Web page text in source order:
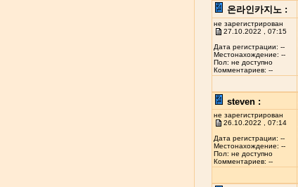
온라인카지노 :
не зарегистрирован
27.10.2022 , 07:15
Дата регистрации: --
Местонахождение: --
Пол: не доступно
Комментариев: --
steven :
не зарегистрирован
26.10.2022 , 07:14
Дата регистрации: --
Местонахождение: --
Пол: не доступно
Комментариев: --